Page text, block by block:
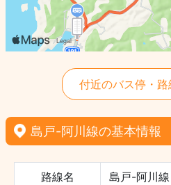
付近のバス停・路
島戸-阿川線の基本情報
路線名 島戸-阿川線